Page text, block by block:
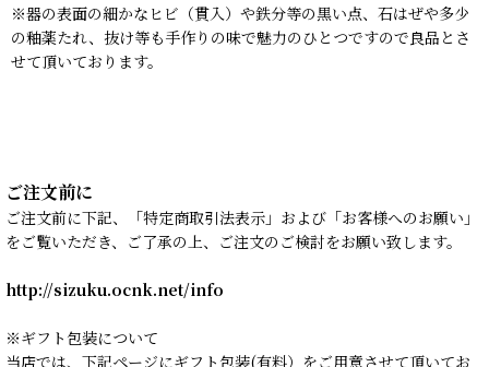
※器の表面の細かなヒビ（貫入）や鉄分等の黒い点、石はぜや多少
の釉薬たれ、抜け等も手作りの味で魅力のひとつですので良品とさ
せて頂いております。
ご注文前に
ご注文前に下記、「特定商取引法表示」および「お客様へのお願い」
をご覧いただき、ご了承の上、ご注文のご検討をお願い致します。
http://sizuku.ocnk.net/info
※ギフト包装について
当店では、下記ページにギフト包装(有料）をご用意させて頂いてお